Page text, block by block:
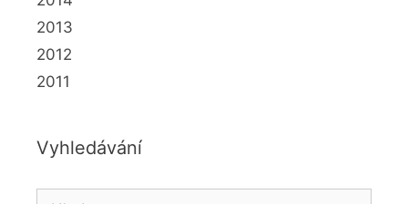
2013
2012
2011
Vyhledávání